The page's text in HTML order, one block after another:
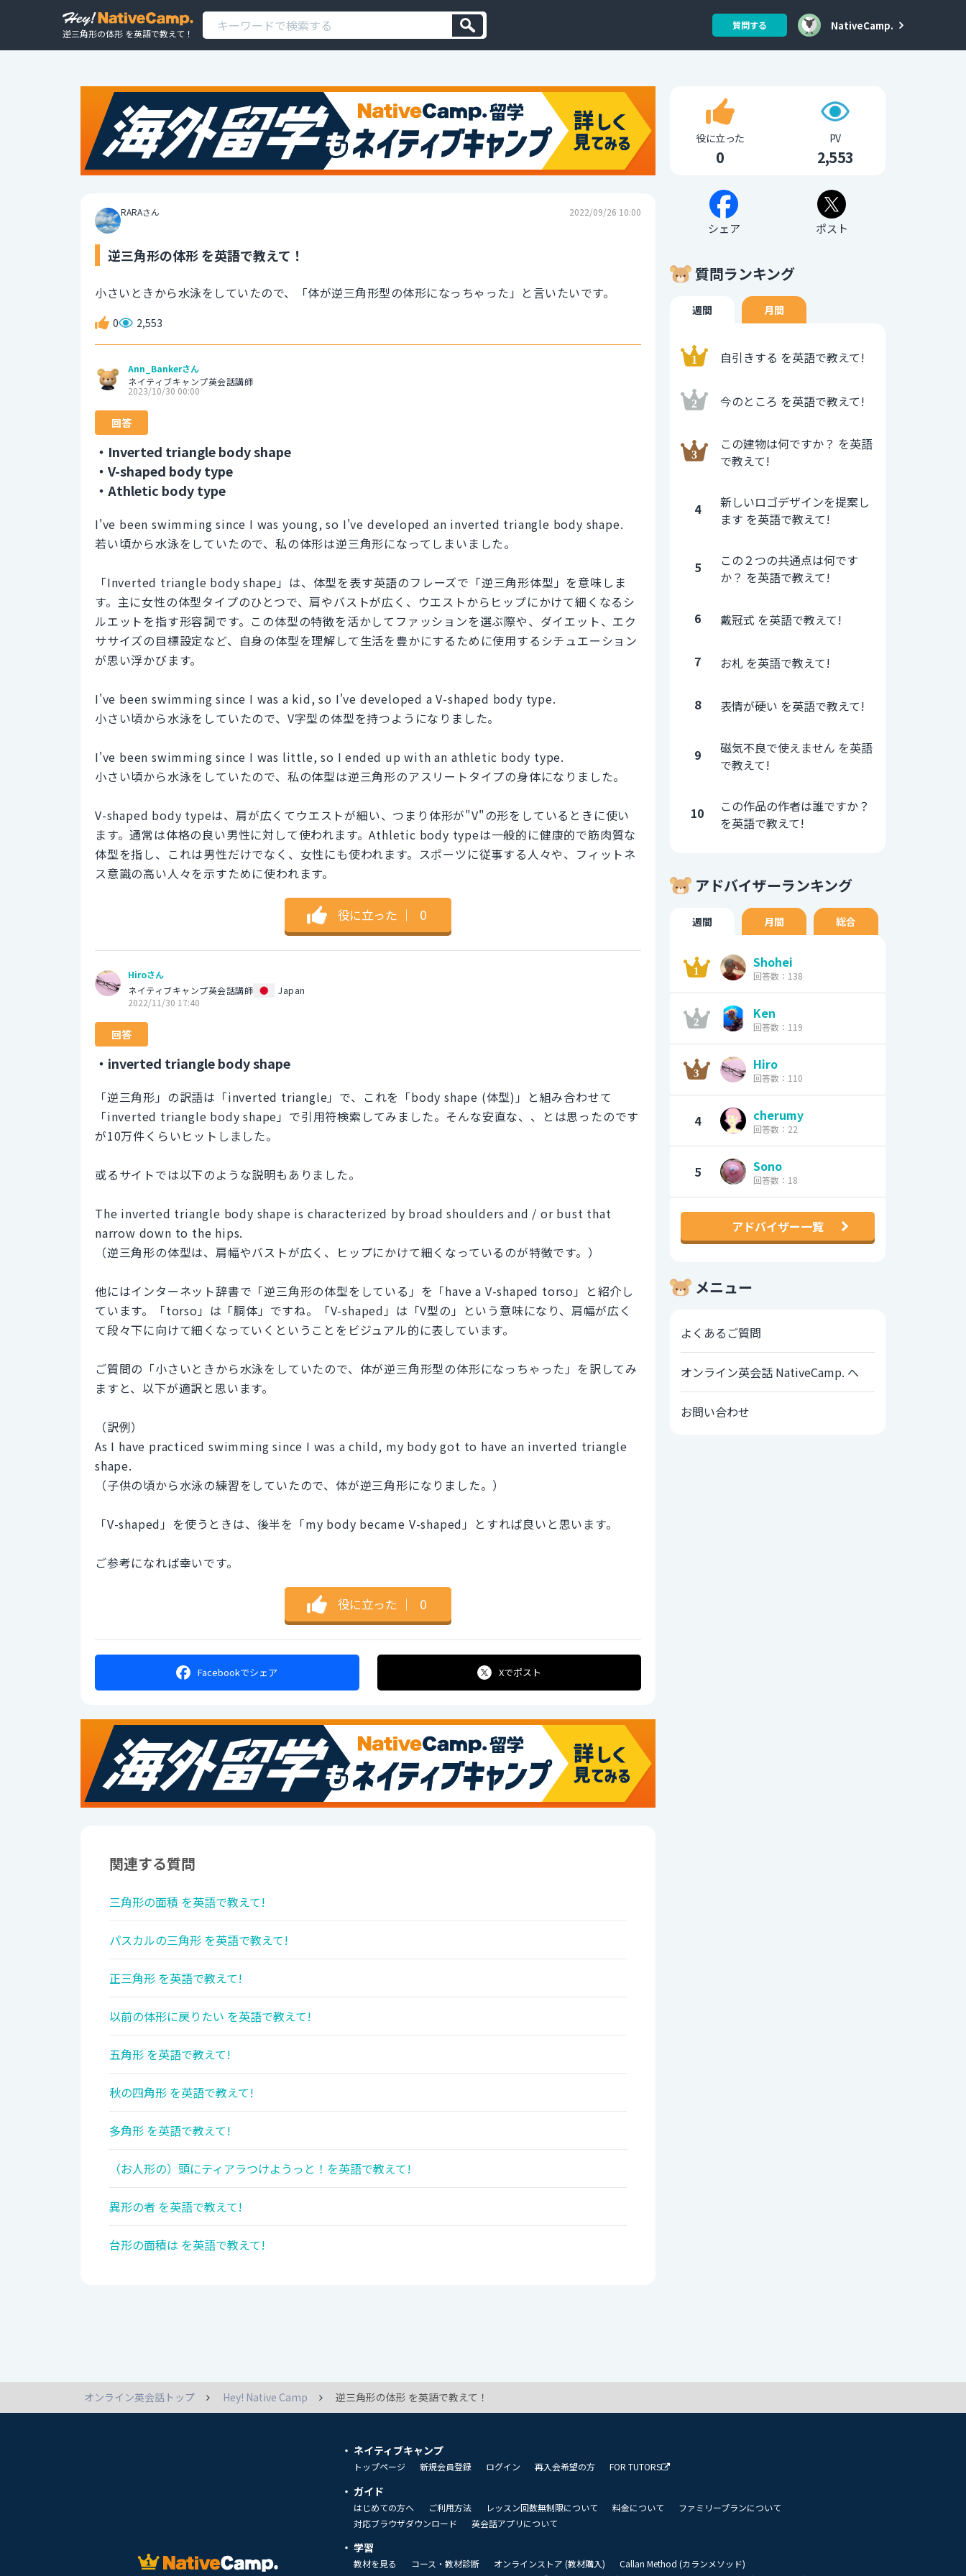
逆三角形の体形 を英語で教えて！
質問する NativeCamp.
RARAさん 2022/09/26 10:00
逆三角形の体形 を英語で教えて！
小さいときから水泳をしていたので、「体が逆三角形型の体形になっちゃった」と言いたいです。
0 2,553
Ann_Bankerさん
ネイティブキャンプ英会話講師
2023/10/30 00:00
回答
・Inverted triangle body shape
・V-shaped body type
・Athletic body type
I've been swimming since I was young, so I've developed an inverted triangle body shape.
若い頃から水泳をしていたので、私の体形は逆三角形になってしまいました。
「Inverted triangle body shape」は、体型を表す英語のフレーズで「逆三角形体型」を意味しま
す。主に女性の体型タイプのひとつで、肩やバストが広く、ウエストからヒップにかけて細くなるシ
ルエットを指す形容詞です。この体型の特徴を活かしてファッションを選ぶ際や、ダイエット、エク
ササイズの目標設定など、自身の体型を理解して生活を豊かにするために使用するシチュエーション
が思い浮かびます。
I've been swimming since I was a kid, so I've developed a V-shaped body type.
小さい頃から水泳をしていたので、V字型の体型を持つようになりました。
I've been swimming since I was little, so I ended up with an athletic body type.
小さい頃から水泳をしていたので、私の体型は逆三角形のアスリートタイプの身体になりました。
V-shaped body typeは、肩が広くてウエストが細い、つまり体形が"V"の形をしているときに使い
ます。通常は体格の良い男性に対して使われます。Athletic body typeは一般的に健康的で筋肉質な
体型を指し、これは男性だけでなく、女性にも使われます。スポーツに従事する人々や、フィットネ
ス意識の高い人々を示すために使われます。
役に立った ｜ 0
Hiroさん
ネイティブキャンプ英会話講師
Japan
2022/11/30 17:40
回答
・inverted triangle body shape
「逆三角形」の訳語は「inverted triangle」で、これを「body shape (体型)」と組み合わせて
「inverted triangle body shape」で引用符検索してみました。そんな安直な、、とは思ったのです
が10万件くらいヒットしました。
或るサイトでは以下のような説明もありました。
The inverted triangle body shape is characterized by broad shoulders and / or bust that
narrow down to the hips.
（逆三角形の体型は、肩幅やバストが広く、ヒップにかけて細くなっているのが特徴です。）
他にはインターネット辞書で「逆三角形の体型をしている」を「have a V-shaped torso」と紹介し
ています。「torso」は「胴体」ですね。「V-shaped」は「V型の」という意味になり、肩幅が広く
て段々下に向けて細くなっていくということをビジュアル的に表しています。
ご質問の「小さいときから水泳をしていたので、体が逆三角形型の体形になっちゃった」を訳してみ
ますと、以下が適訳と思います。
（訳例）
As I have practiced swimming since I was a child, my body got to have an inverted triangle
shape.
（子供の頃から水泳の練習をしていたので、体が逆三角形になりました。）
「V-shaped」を使うときは、後半を「my body became V-shaped」とすれば良いと思います。
ご参考になれば幸いです。
役に立った ｜ 0
Facebookでシェア Xでポスト
関連する質問
三角形の面積 を英語で教えて!
パスカルの三角形 を英語で教えて!
正三角形 を英語で教えて!
以前の体形に戻りたい を英語で教えて!
五角形 を英語で教えて!
秋の四角形 を英語で教えて!
多角形 を英語で教えて!
（お人形の）頭にティアラつけようっと！を英語で教えて!
異形の者 を英語で教えて!
台形の面積は を英語で教えて!
役に立った
0
PV
2,553
シェア ポスト
質問ランキング
週間 月間
自引きする を英語で教えて!
今のところ を英語で教えて!
この建物は何ですか？ を英語
で教えて!
4
新しいロゴデザインを提案し
ます を英語で教えて!
5
この２つの共通点は何です
か？ を英語で教えて!
6 戴冠式 を英語で教えて!
7 お札 を英語で教えて!
8 表情が硬い を英語で教えて!
9
磁気不良で使えません を英語
で教えて!
10
この作品の作者は誰ですか？
を英語で教えて!
アドバイザーランキング
週間 月間 総合
Shohei
回答数：138
Ken
回答数：119
Hiro
回答数：110
4 cherumy
回答数：22
5 Sono
回答数：18
アドバイザー一覧
メニュー
よくあるご質問
オンライン英会話 NativeCamp. へ
お問い合わせ
オンライン英会話トップ Hey! Native Camp 逆三角形の体形 を英語で教えて！
ネイティブキャンプ
トップページ 新規会員登録 ログイン 再入会希望の方 FOR TUTORS
ガイド
はじめての方へ ご利用方法 レッスン回数無制限について 料金について
ファミリープランについて
対応ブラウザダウンロード
英会話アプリについて
学習
教材を見る コース・教材診断 オンラインストア (教材購入)
Callan Method (カランメソッド)